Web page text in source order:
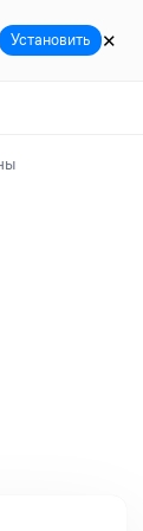
Установить ✕